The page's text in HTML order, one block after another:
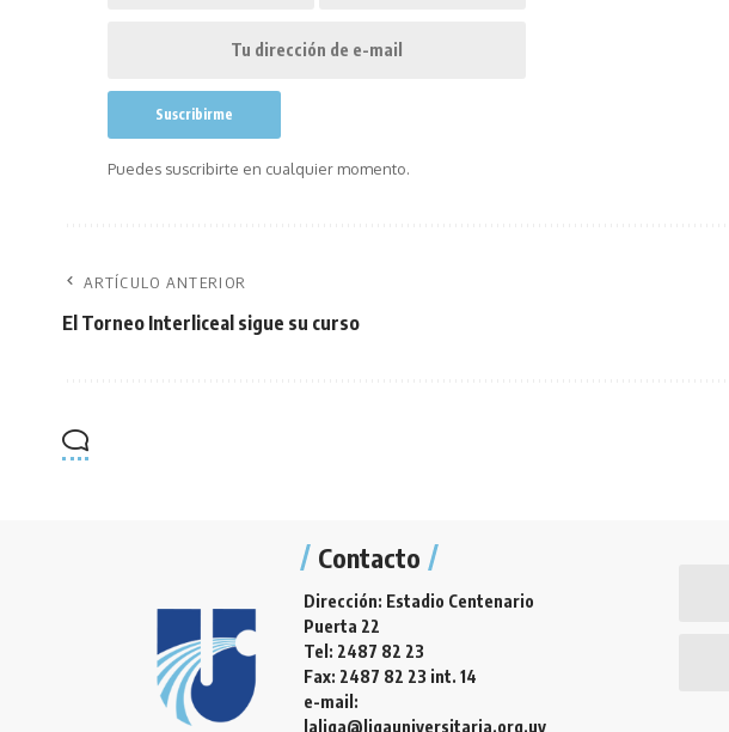
Puedes suscribirte en cualquier momento.
ARTÍCULO ANTERIOR
El Torneo Interliceal sigue su curso
Contacto
Dirección: Estadio Centenario
Puerta 22
Tel: 2487 82 23
Fax: 2487 82 23 int. 14
e-mail:
laliga@ligauniversitaria.org.uy